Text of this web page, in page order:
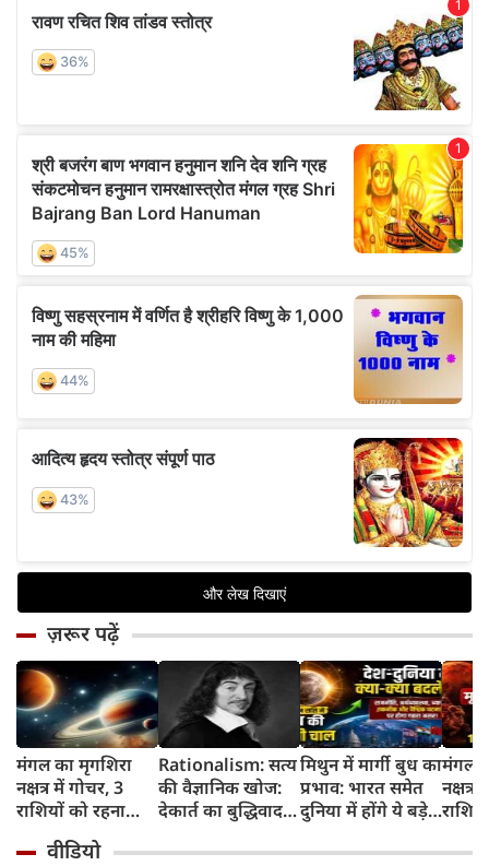
ज़रूर पढ़ें
मंगल का मृगशिरा
नक्षत्र में गोचर, 3
राशियों को रहना
सावधान
Rationalism: सत्य
की वैज्ञानिक खोज:
देकार्त का बुद्धिवाद
का जन्म
मिथुन में मार्गी बुध का
प्रभाव: भारत समेत
दुनिया में होंगे ये बड़े
मंगल
नक्षत्र
किसे
वीडियो